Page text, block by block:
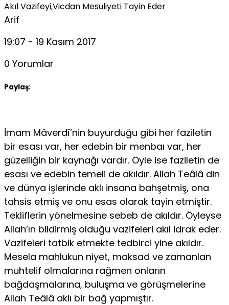
Akıl Vazifeyi,Vicdan Mesuliyeti Tayin Eder
Arif
19:07 - 19 Kasım 2017
0 Yorumlar
Paylaş:
İmam Mâverdî’nin buyurduğu gibi her faziletin
bir esası var, her edebin bir menbaı var, her
güzelliğin bir kaynağı vardır. Öyle ise faziletin de
esası ve edebin temeli de akıldır. Allah Teâlâ din
ve dünya işlerinde aklı insana bahşetmiş, ona
tahsis etmiş ve onu esas olarak tayin etmiş­tir.
Tekliflerin yönelmesine sebeb de akıldır. Öyleyse
Allah’ın bildirmiş ol­duğu vazifeleri akıl idrak eder.
Vazifeleri tatbik etmekte tedbirci yine akıl­dır.
Mesela mahlukun niyet, maksad ve zamanlan
muhtelif olmalarına rağmen onların
bağdaşmalarına, buluşma ve görüşmelerine
Allah Teâlâ aklı bir bağ yapmıştır.